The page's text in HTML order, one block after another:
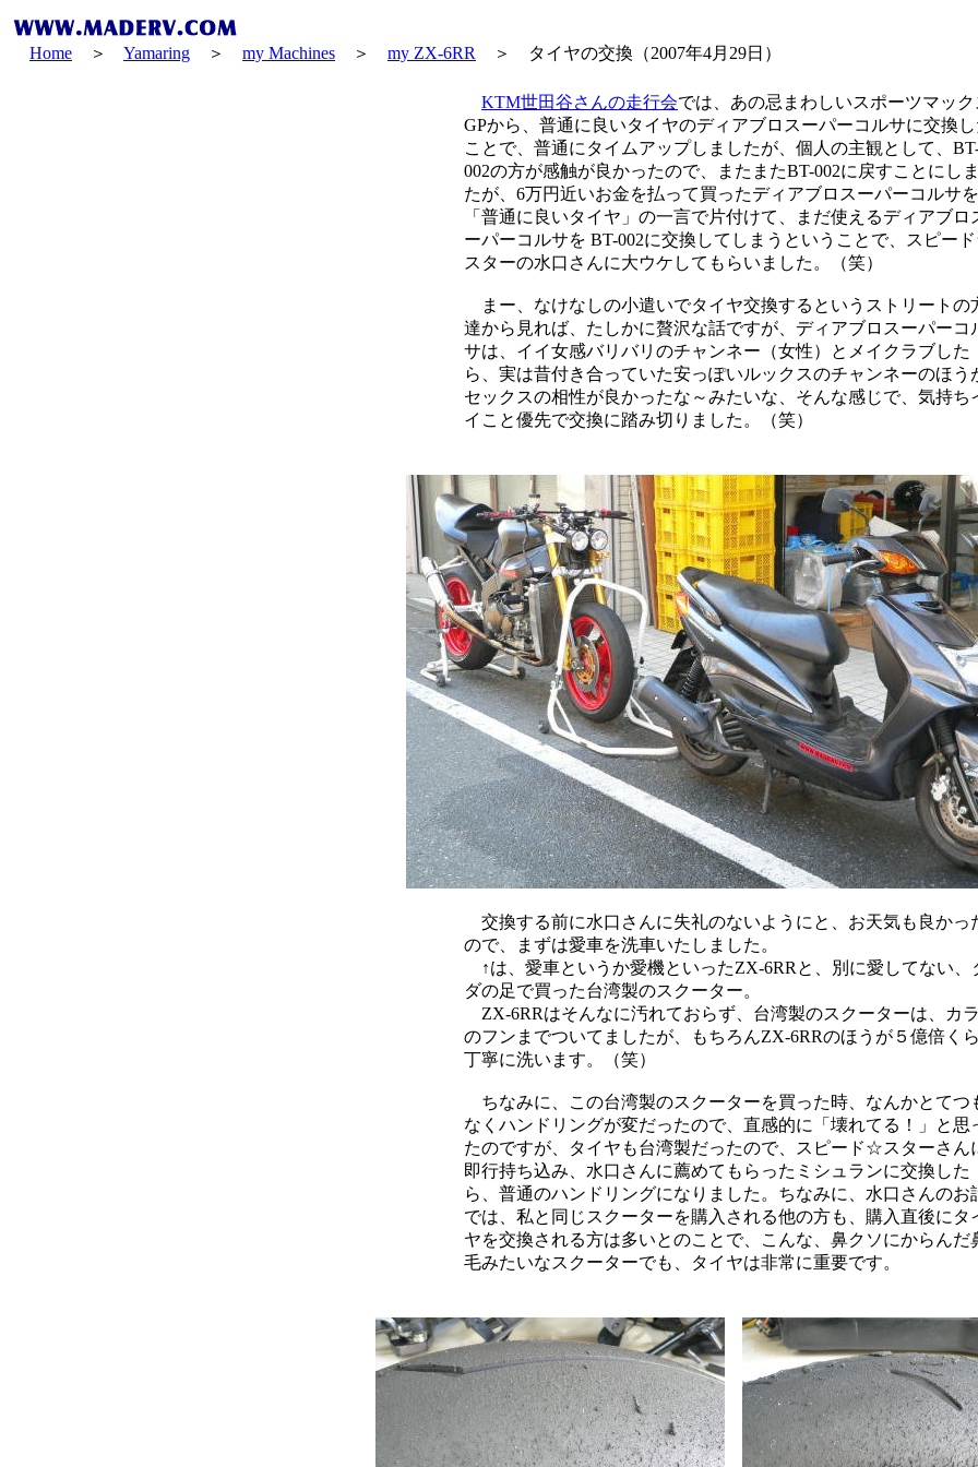
Home ＞ Yamaring ＞ my Machines ＞ my ZX-6RR ＞ タイヤの交換（2007年4月29日）
KTM世田谷さんの走行会では、あの忌まわしいスポーツマック
GPから、普通に良いタイヤのディアブロスーパーコルサに交換
ことで、普通にタイムアップしましたが、個人の主観として、
002の方が感触が良かったので、またまたBT-002に戻すことにし
たが、6万円近いお金を払って買ったディアブロスーパーコルサ
「普通に良いタイヤ」の一言で片付けて、まだ使えるディアブロ
ーパーコルサを BT-002に交換してしまうということで、スピー
スターの水口さんに大ウケしてもらいました。（笑）
まー、なけなしの小遣いでタイヤ交換するというストリートの
達から見れば、たしかに贅沢な話ですが、ディアブロスーパーコ
サは、イイ女感バリバリのチャンネー（女性）とメイクラブした
ら、実は昔付き合っていた安っぽいルックスのチャンネーのほう
セックスの相性が良かったな～みたいな、そんな感じで、気持ち
イこと優先で交換に踏み切りました。（笑）
交換する前に水口さんに失礼のないようにと、お天気も良かっ
ので、まずは愛車を洗車いたしました。
↑は、愛車というか愛機といったZX-6RRと、別に愛してない、
ダの足で買った台湾製のスクーター。
ZX-6RRはそんなに汚れておらず、台湾製のスクーターは、カ
のフンまでついてましたが、もちろんZX-6RRのほうが５億倍く
丁寧に洗います。（笑）
ちなみに、この台湾製のスクーターを買った時、なんかとてつ
なくハンドリングが変だったので、直感的に「壊れてる！」と思
たのですが、タイヤも台湾製だったので、スピード☆スターさん
即行持ち込み、水口さんに薦めてもらったミシュランに交換した
ら、普通のハンドリングになりました。ちなみに、水口さんのお
では、私と同じスクーターを購入される他の方も、購入直後にタ
ヤを交換される方は多いとのことで、こんな、鼻クソにからんだ
毛みたいなスクーターでも、タイヤは非常に重要です。